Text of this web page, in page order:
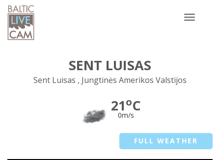
Toggle
SENT LUISAS
Sent Luisas , Jungtinės Amerikos Valstijos
21oC
0m/s
FULL WEATHER